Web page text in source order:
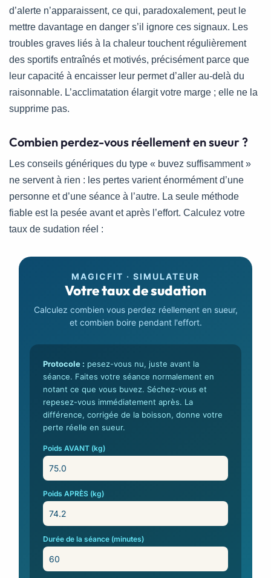
d’alerte n’apparaissent, ce qui, paradoxalement, peut le
mettre davantage en danger s’il ignore ces signaux. Les
troubles graves liés à la chaleur touchent régulièrement
des sportifs entraînés et motivés, précisément parce que
leur capacité à encaisser leur permet d’aller au-delà du
raisonnable. L’acclimatation élargit votre marge ; elle ne la
supprime pas.
Combien perdez-vous réellement en sueur ?
Les conseils génériques du type « buvez suffisamment »
ne servent à rien : les pertes varient énormément d’une
personne et d’une séance à l’autre. La seule méthode
fiable est la pesée avant et après l’effort. Calculez votre
taux de sudation réel :
MAGICFIT · SIMULATEUR
Votre taux de sudation
Calculez combien vous perdez réellement en sueur,
et combien boire pendant l'effort.
Protocole : pesez-vous nu, juste avant la
séance. Faites votre séance normalement en
notant ce que vous buvez. Séchez-vous et
repesez-vous immédiatement après. La
différence, corrigée de la boisson, donne votre
perte réelle en sueur.
Poids AVANT (kg)
Poids APRÈS (kg)
Durée de la séance (minutes)